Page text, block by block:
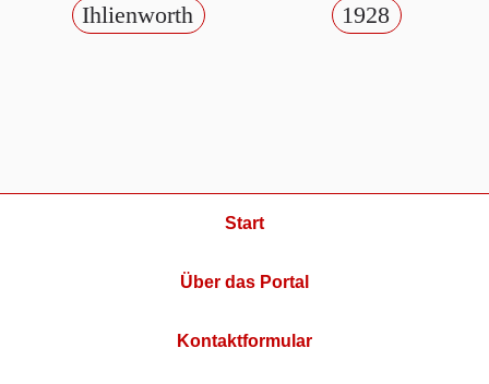
Ihlienworth 1928
Start
Über das Portal
Kontaktformular